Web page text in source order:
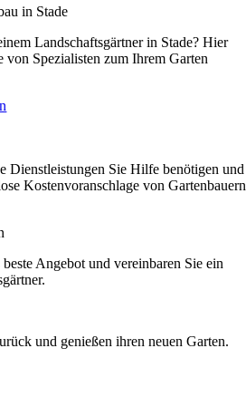
in Stade
Landschaftsgärtner in Stade? Hier
von Spezialisten zum Ihrem Garten
Dienstleistungen Sie Hilfe benötigen und
Kostenvoranschlage von Gartenbauern
Angebot und vereinbaren Sie ein
und genießen ihren neuen Garten.